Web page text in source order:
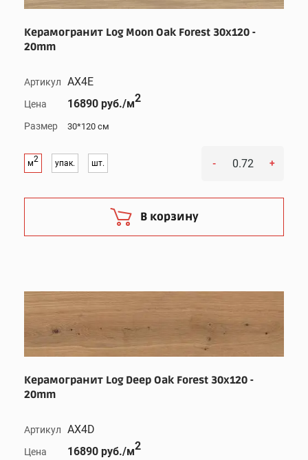
Керамогранит Log Moon Oak Forest 30x120 -
20mm
Артикул AX4E
Цена 16890 руб./м2
Размер 30*120 см
м2 упак. шт. - +
В корзину
Керамогранит Log Deep Oak Forest 30x120 -
20mm
Артикул AX4D
Цена 16890 руб./м2